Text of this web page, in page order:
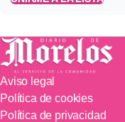
Aviso legal
Política de cookies
Política de privacidad